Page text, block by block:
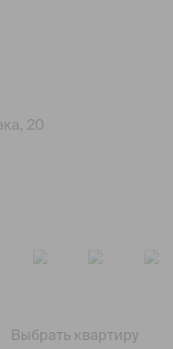
20
Выбрать квартиру